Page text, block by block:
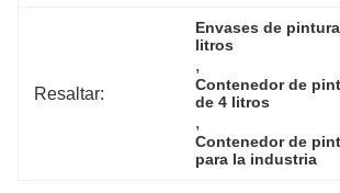
Resaltar:
Envases de
litros
,
Contenedor de
de 4 litros
,
Contenedor de
para la industria